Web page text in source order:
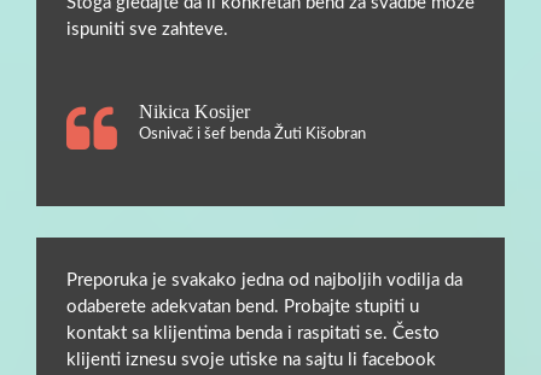
ispuniti sve zahteve.
Nikica Kosijer
Osnivač i šef benda Žuti Kišobran
Preporuka je svakako jedna od najboljih vodilja da
odaberete adekvatan bend. Probajte stupiti u
kontakt sa klijentima benda i raspitati se. Često
klijenti iznesu svoje utiske na sajtu li facebook